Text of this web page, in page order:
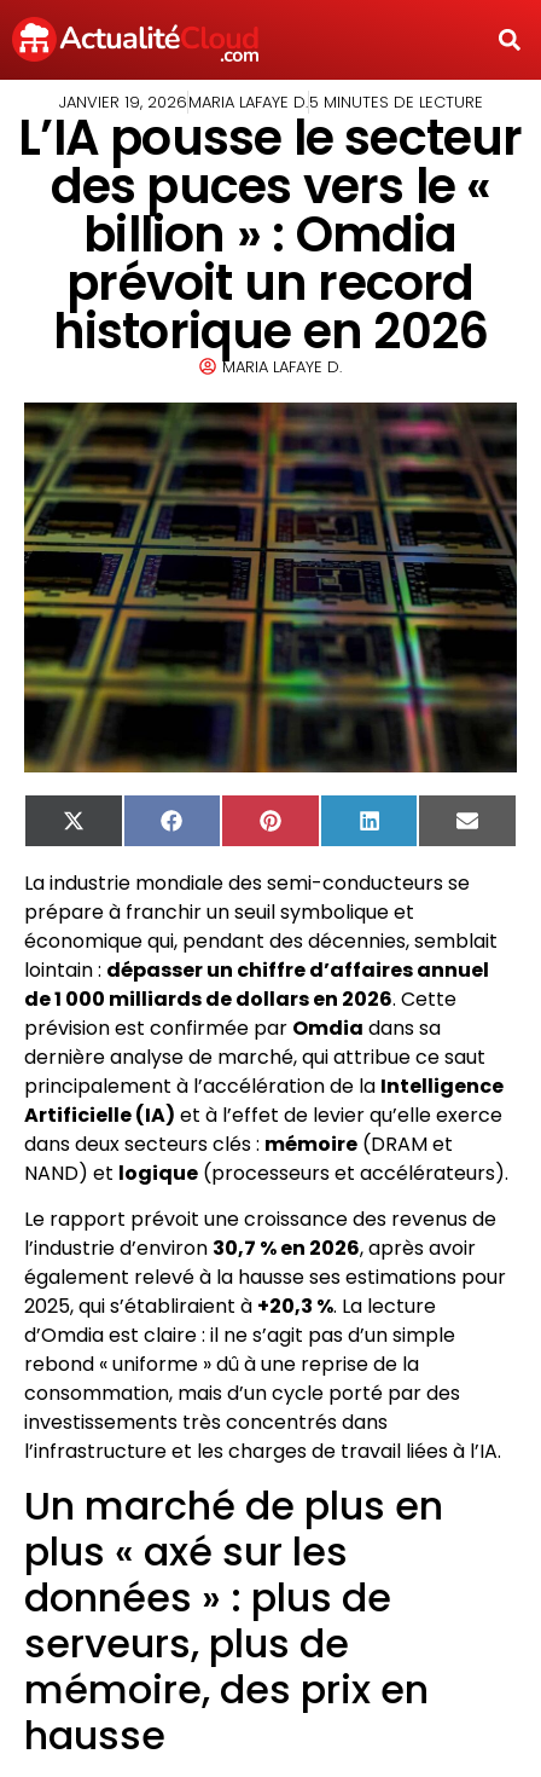
JANVIER 19, 2026MARIA LAFAYE D.5 MINUTES DE LECTURE
L’IA pousse le secteur
des puces vers le «
billion » : Omdia
prévoit un record
historique en 2026
MARIA LAFAYE D.
X
(Twitter)
FacebookPinterest LinkedIn
Email
La industrie mondiale des semi-conducteurs se
prépare à franchir un seuil symbolique et
économique qui, pendant des décennies, semblait
lointain : dépasser un chiffre d’affaires annuel
de 1 000 milliards de dollars en 2026. Cette
prévision est confirmée par Omdia dans sa
dernière analyse de marché, qui attribue ce saut
principalement à l’accélération de la Intel­li­gence
Artificielle (IA) et à l’effet de levier qu’elle exerce
dans deux secteurs clés : mémoire (DRAM et
NAND) et logique (processeurs et accélérateurs).
Le rapport prévoit une croissance des revenus de
l’industrie d’environ 30,7 % en 2026, après avoir
également relevé à la hausse ses estimations pour
2025, qui s’établiraient à +20,3 %. La lecture
d’Omdia est claire : il ne s’agit pas d’un simple
rebond « uniforme » dû à une reprise de la
consommation, mais d’un cycle porté par des
investissements très concentrés dans
l’infrastructure et les charges de travail liées à l’IA.
Un marché de plus en
plus « axé sur les
données » : plus de
serveurs, plus de
mémoire, des prix en
hausse